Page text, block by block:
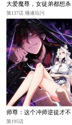
大爱魔尊，女徒弟都想杀
我
第137话 唾液玷污
师尊：这个冲师逆徒才不
是圣子
第195话